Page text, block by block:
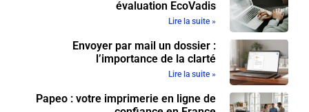
évaluation EcoVadis
Lire la suite »
Envoyer par mail un dossier :
l’importance de la clarté
Lire la suite »
Papeo : votre imprimerie en ligne de